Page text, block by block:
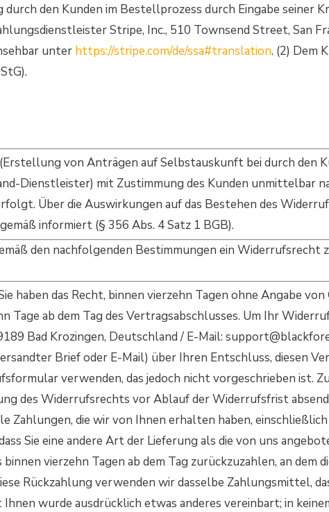
den Kunden im Bestellprozess durch Eingabe seiner
Stripe, Inc., 510 Townsend Street, San
unter https://stripe.com/de/ssa#translation. (2) Dem
von Anträgen auf Selbstauskunft bei durch den
Dienstleister) mit Zustimmung des Kunden unmittelbar
Über die Auswirkungen auf das Bestehen des
informiert (§ 356 Abs. 4 Satz 1 BGB).
den nachfolgenden Bestimmungen ein Widerrufsrecht
haben das Recht, binnen vierzehn Tagen ohne Angabe
ab dem Tag des Vertragsabschlusses. Um Ihr
Bad Krozingen, Deutschland / E-Mail:
Brief oder E-Mail) über Ihren Entschluss, diesen
verwenden, das jedoch nicht vorgeschrieben ist.
des Widerrufsrechts vor Ablauf der Widerrufsfrist
Zahlungen, die wir von Ihnen erhalten haben,
Sie eine andere Art der Lieferung als die von uns
vierzehn Tagen ab dem Tag zurückzuzahlen, an
Rückzahlung verwenden wir dasselbe Zahlungsmittel,
wurde ausdrücklich etwas anderes vereinbart; in